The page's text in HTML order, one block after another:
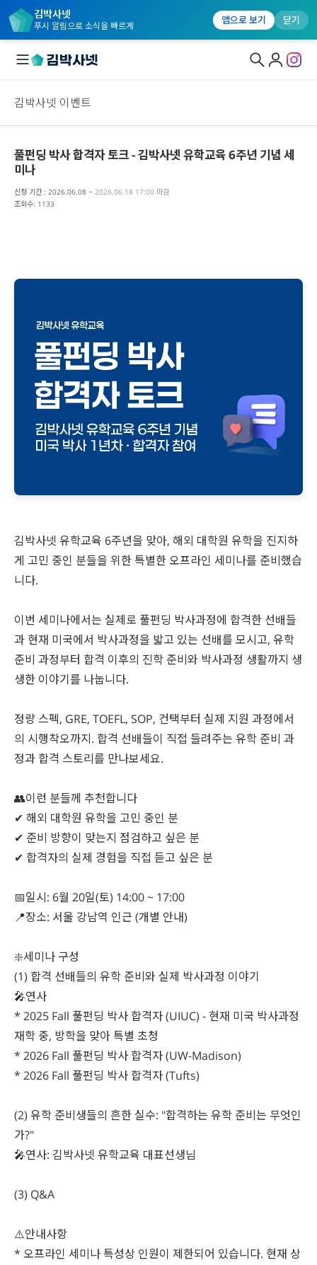
김박사넷
푸시 알림으로 소식을 빠르게 앱으로 보기 닫기
연구실&오픈랩
커뮤니티
재팬라운지 🌸
김박사넷 이벤트
풀펀딩 박사 합격자 토크 - 김박사넷 유학교육 6주년 기념 세
미나
신청 기간 : 2026.06.08 ~ 2026.06.18 17:00 마감
조회수: 1133
김박사넷 유학교육 6주년을 맞아, 해외 대학원 유학을 진지하
게 고민 중인 분들을 위한 특별한 오프라인 세미나를 준비했습
니다.
이번 세미나에서는 실제로 풀펀딩 박사과정에 합격한 선배들
과 현재 미국에서 박사과정을 밟고 있는 선배를 모시고, 유학
준비 과정부터 합격 이후의 진학 준비와 박사과정 생활까지 생
생한 이야기를 나눕니다.
정량 스펙, GRE, TOEFL, SOP, 컨택부터 실제 지원 과정에서
의 시행착오까지. 합격 선배들이 직접 들려주는 유학 준비 과
정과 합격 스토리를 만나보세요.
👥이런 분들께 추천합니다
✔ 해외 대학원 유학을 고민 중인 분
✔ 준비 방향이 맞는지 점검하고 싶은 분
✔ 합격자의 실제 경험을 직접 듣고 싶은 분
📅일시: 6월 20일(토) 14:00 ~ 17:00
📍장소: 서울 강남역 인근 (개별 안내)
❇️세미나 구성
(1) 합격 선배들의 유학 준비와 실제 박사과정 이야기
🎤연사
* 2025 Fall 풀펀딩 박사 합격자 (UIUC) - 현재 미국 박사과정
재학 중, 방학을 맞아 특별 초청
* 2026 Fall 풀펀딩 박사 합격자 (UW-Madison)
* 2026 Fall 풀펀딩 박사 합격자 (Tufts)
(2) 유학 준비생들의 흔한 실수: "합격하는 유학 준비는 무엇인
가?"
🎤연사: 김박사넷 유학교육 대표선생님
(3) Q&A
⚠️안내사항
* 오프라인 세미나 특성상 인원이 제한되어 있습니다. 현재 상